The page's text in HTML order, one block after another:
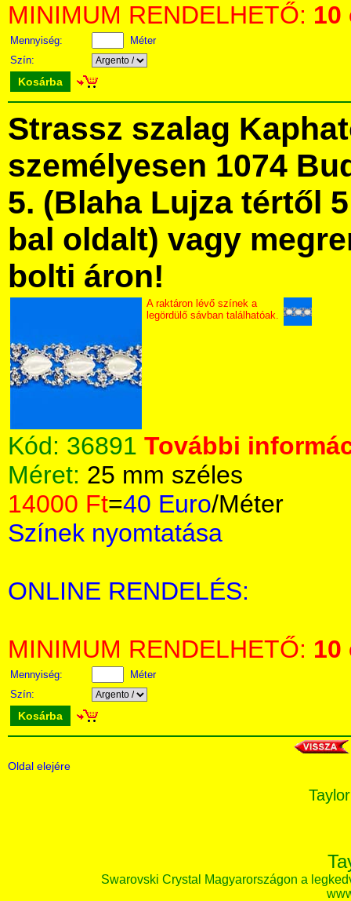
MINIMUM RENDELHETŐ: 10
Mennyiség:
Méter
Szín:
Kosárba
Strassz szalag
személyesen 1074
5. (Blaha Lujza tértől
bal oldalt) vagy
bolti áron!
A raktáron lévő színek a
legördülő sávban találhatóak.
Kód: 36891 További
Méret: 25 mm széles
14000 Ft=40 Euro/Méter
Színek nyomtatása
ONLINE RENDELÉS:
MINIMUM RENDELHETŐ: 10
Mennyiség:
Méter
Szín:
Kosárba
Oldal elejére
Swarovski Crystal Magyarországon a